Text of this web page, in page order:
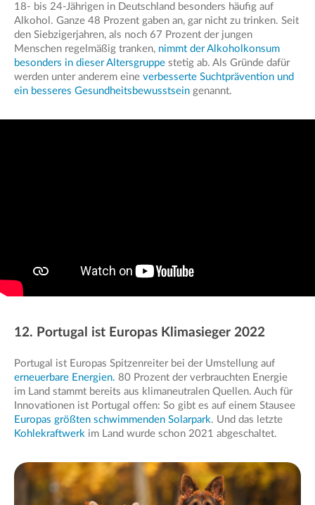
18- bis 24-Jährigen in Deutschland besonders häufig auf
Alkohol. Ganze 48 Prozent gaben an, gar nicht zu trinken. Seit
den Siebzigerjahren, als noch 67 Prozent der jungen
Menschen regelmäßig tranken, nimmt der Alkoholkonsum
besonders in dieser Altersgruppe stetig ab. Als Gründe dafür
werden unter anderem eine verbesserte Suchtprävention und
ein besseres Gesundheitsbewusstsein genannt.
12. Portugal ist Europas Klimasieger 2022
Portugal ist Europas Spitzenreiter bei der Umstellung auf
erneuerbare Energien. 80 Prozent der verbrauchten Energie
im Land stammt bereits aus klimaneutralen Quellen. Auch für
Innovationen ist Portugal offen: So gibt es auf einem Stausee
Europas größten schwimmenden Solarpark. Und das letzte
Kohlekraftwerk im Land wurde schon 2021 abgeschaltet.